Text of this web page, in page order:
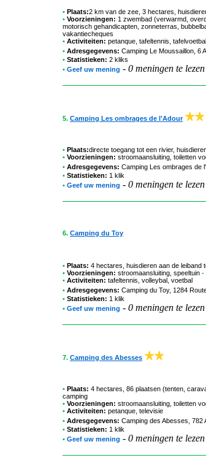
• Plaats:2 km van de zee, 3 hectares,
• Voorzieningen: 1 zwembad (verwarmd,
motorisch gehandicapten, zonneterras,
vakantiecheques
• Activiteiten: petanque, tafeltennis, tafelvoetbal
• Adresgegevens: Camping Le Moussaillon , 6
• Statistieken: 2 kliks
• Geef uw mening - 0 meningen te lezen
5. Camping Les ombrages de l'Adour
• Plaats:directe toegang tot een rivier,
• Voorzieningen: stroomaansluiting, toiletten
• Adresgegevens: Camping Les ombrages de
• Statistieken: 1 klik
• Geef uw mening - 0 meningen te lezen
6. Camping du Toy
• Plaats: 4 hectares, huisdieren aan de leiband
• Voorzieningen: stroomaansluiting, speeltuin -
• Activiteiten: tafeltennis, volleybal, voetbal
• Adresgegevens: Camping du Toy, 1284
• Statistieken: 1 klik
• Geef uw mening - 0 meningen te lezen
7. Camping des Abesses
• Plaats: 4 hectares, 86 plaatsen (tenten,
camping
• Voorzieningen: stroomaansluiting, toiletten
• Activiteiten: petanque, televisie
• Adresgegevens: Camping des Abesses ,
• Statistieken: 1 klik
• Geef uw mening - 0 meningen te lezen